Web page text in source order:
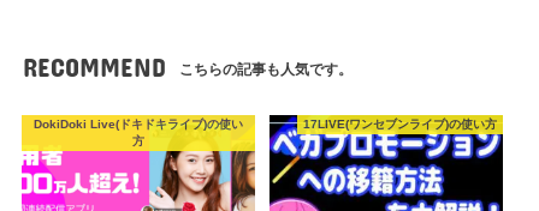
RECOMMEND こちらの記事も人気です。
DokiDoki Live(ドキドキライブ)の使い
方
17LIVE(ワンセブンライブ)の使い方